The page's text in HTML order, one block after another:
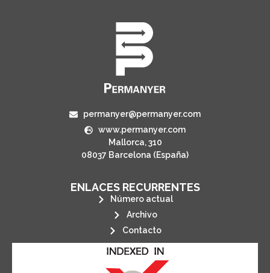
permanyer@permanyer.com
www.permanyer.com
Mallorca, 310
08037 Barcelona (España)
ENLACES RECURRENTES
Número actual
Archivo
Contacto